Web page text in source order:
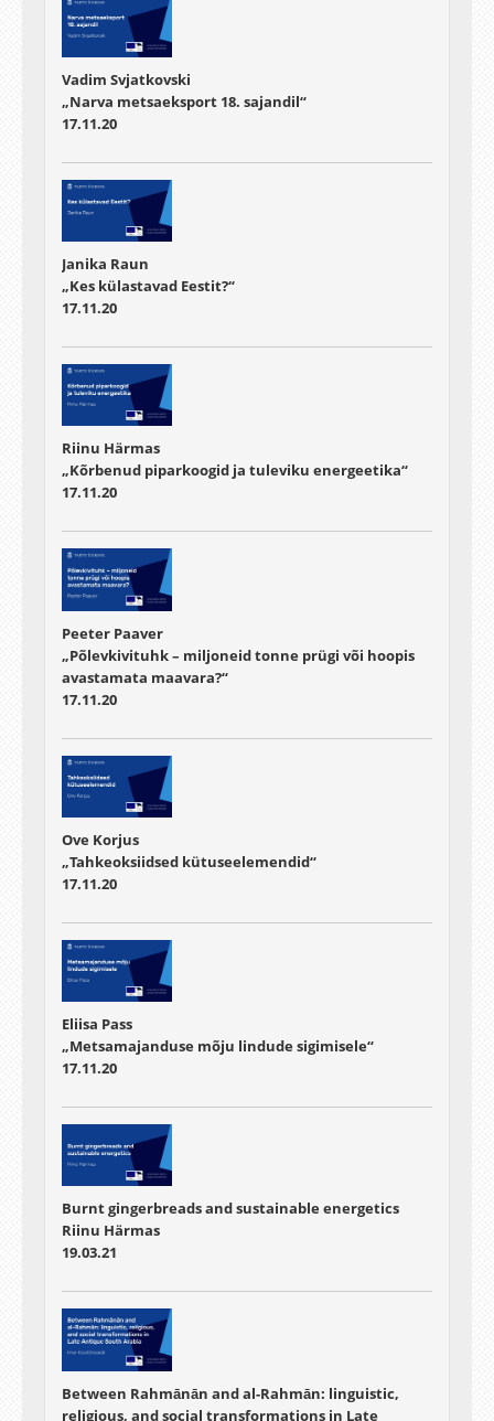
Vadim Svjatkovski
„Narva metsaeksport 18. sajandil“
17.11.20
Janika Raun
„Kes külastavad Eestit?“
17.11.20
Riinu Härmas
„Kõrbenud piparkoogid ja tuleviku energeetika“
17.11.20
Peeter Paaver
„Põlevkivituhk – miljoneid tonne prügi või hoopis
avastamata maavara?“
17.11.20
Ove Korjus
„Tahkeoksiidsed kütuseelemendid“
17.11.20
Eliisa Pass
„Metsamajanduse mõju lindude sigimisele“
17.11.20
Burnt gingerbreads and sustainable energetics
Riinu Härmas
19.03.21
Between Rahmānān and al-Rahmān: linguistic,
religious, and social transformations in Late